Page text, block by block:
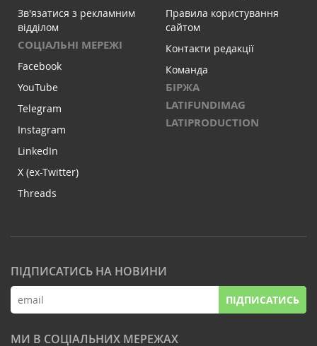
Зв'язатися з рекламним
відділом
СОЦІАЛЬНІ МЕРЕЖІ
Facebook
YouTube
Telegram
Instagram
LinkedIn
X (ex-Twitter)
Threads
Правила користування
сайтом
Контакти редакції
Команда
БІРЖА
LATIFUNDIMAG
LATIPRODUCTION
ПІДПИСАТИСЬ НА НОВИНИ
ПІДПИСАТИСЬ
МИ В СОЦІАЛЬНИХ МЕРЕЖАХ